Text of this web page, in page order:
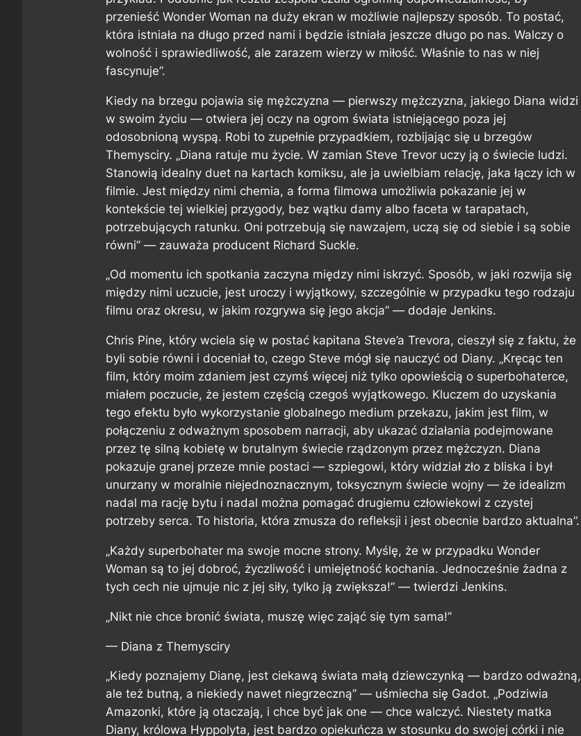
przenieść Wonder Woman na duży ekran w możliwie najlepszy sposób. To postać,
która istniała na długo przed nami i będzie istniała jeszcze długo po nas. Walczy o
wolność i sprawiedliwość, ale zarazem wierzy w miłość. Właśnie to nas w niej
fascynuje”.
Kiedy na brzegu pojawia się mężczyzna — pierwszy mężczyzna, jakiego Diana widzi
w swoim życiu — otwiera jej oczy na ogrom świata istniejącego poza jej
odosobnioną wyspą. Robi to zupełnie przypadkiem, rozbijając się u brzegów
Themysciry. „Diana ratuje mu życie. W zamian Steve Trevor uczy ją o świecie ludzi.
Stanowią idealny duet na kartach komiksu, ale ja uwielbiam relację, jaka łączy ich w
filmie. Jest między nimi chemia, a forma filmowa umożliwia pokazanie jej w
kontekście tej wielkiej przygody, bez wątku damy albo faceta w tarapatach,
potrzebujących ratunku. Oni potrzebują się nawzajem, uczą się od siebie i są sobie
równi” — zauważa producent Richard Suckle.
„Od momentu ich spotkania zaczyna między nimi iskrzyć. Sposób, w jaki rozwija się
między nimi uczucie, jest uroczy i wyjątkowy, szczególnie w przypadku tego rodzaju
filmu oraz okresu, w jakim rozgrywa się jego akcja” — dodaje Jenkins.
Chris Pine, który wciela się w postać kapitana Steve’a Trevora, cieszył się z faktu, że
byli sobie równi i doceniał to, czego Steve mógł się nauczyć od Diany. „Kręcąc ten
film, który moim zdaniem jest czymś więcej niż tylko opowieścią o superbohaterce,
miałem poczucie, że jestem częścią czegoś wyjątkowego. Kluczem do uzyskania
tego efektu było wykorzystanie globalnego medium przekazu, jakim jest film, w
połączeniu z odważnym sposobem narracji, aby ukazać działania podejmowane
przez tę silną kobietę w brutalnym świecie rządzonym przez mężczyzn. Diana
pokazuje granej przeze mnie postaci — szpiegowi, który widział zło z bliska i był
unurzany w moralnie niejednoznacznym, toksycznym świecie wojny — że idealizm
nadal ma rację bytu i nadal można pomagać drugiemu człowiekowi z czystej
potrzeby serca. To historia, która zmusza do refleksji i jest obecnie bardzo aktualna”.
„Każdy superbohater ma swoje mocne strony. Myślę, że w przypadku Wonder
Woman są to jej dobroć, życzliwość i umiejętność kochania. Jednocześnie żadna z
tych cech nie ujmuje nic z jej siły, tylko ją zwiększa!” — twierdzi Jenkins.
„Nikt nie chce bronić świata, muszę więc zająć się tym sama!”
— Diana z Themysciry
„Kiedy poznajemy Dianę, jest ciekawą świata małą dziewczynką — bardzo odważną,
ale też butną, a niekiedy nawet niegrzeczną” — uśmiecha się Gadot. „Podziwia
Amazonki, które ją otaczają, i chce być jak one — chce walczyć. Niestety matka
Diany, królowa Hyppolyta, jest bardzo opiekuńcza w stosunku do swojej córki i nie